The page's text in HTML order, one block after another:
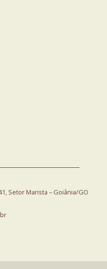
Setor Marista – Goiânia/GO